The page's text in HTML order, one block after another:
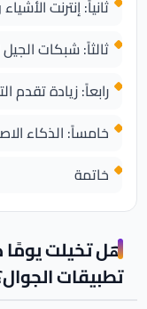
ثانياً: إنترنت
ثالثاً: شبكات
رابعاً: زيادة تقدم
خامساً: الذكاء
خاتمة
هل تخيلت
تطبيقات